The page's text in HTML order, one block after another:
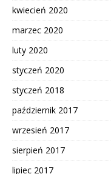
kwiecień 2020
marzec 2020
luty 2020
styczeń 2020
styczeń 2018
październik 2017
wrzesień 2017
sierpień 2017
lipiec 2017